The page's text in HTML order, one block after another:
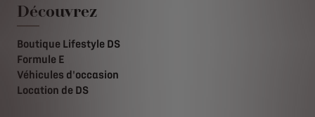
Découvrez
Boutique Lifestyle DS
Formule E
Véhicules d'occasion
Location de DS